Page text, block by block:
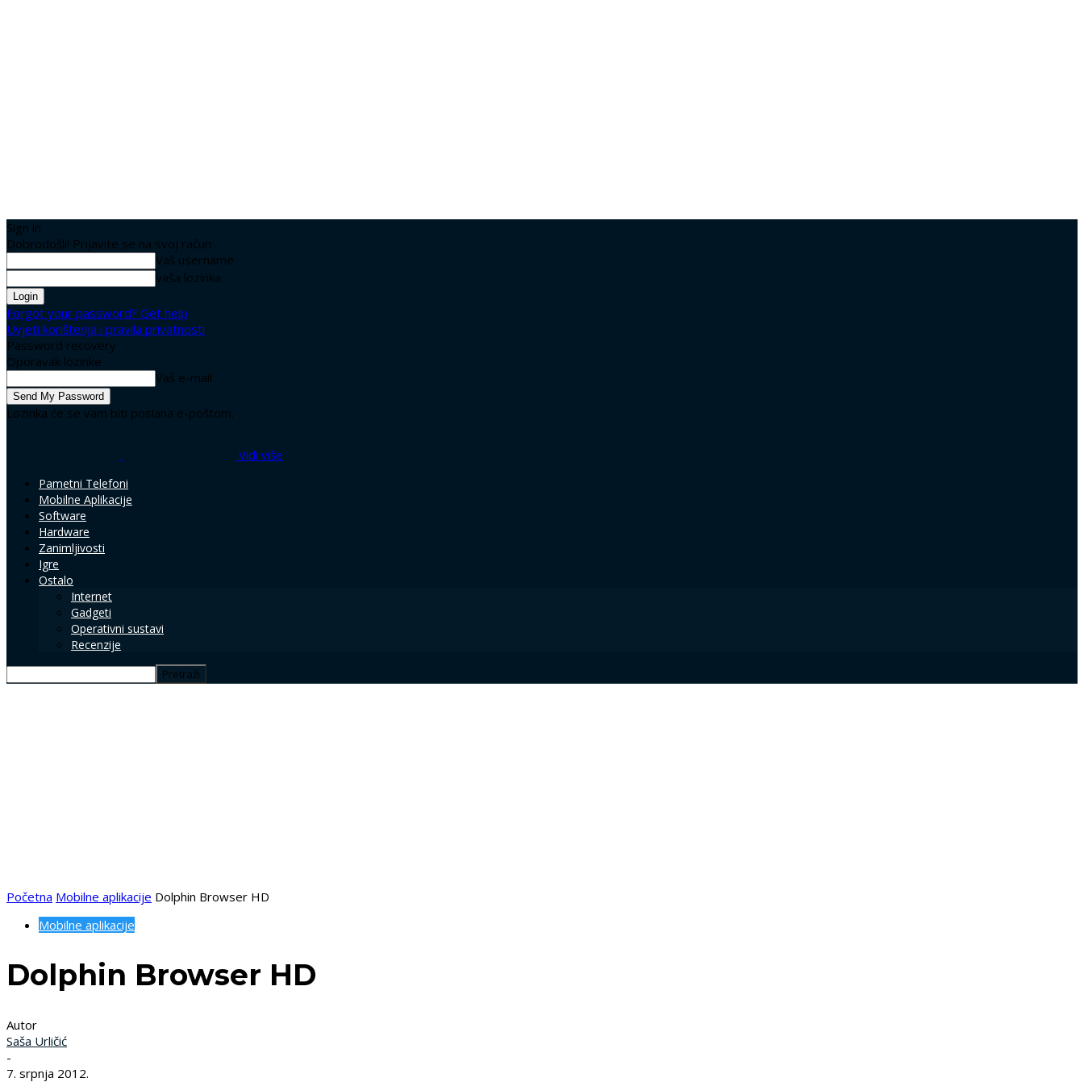
Sign in
Dobrodošli! Prijavite se na svoj račun
Vaš username
vaša lozinka
Forgot your password? Get help
Uvjeti korištenja i pravila privatnosti
Password recovery
Oporavak lozinke
Vaš e-mail
Lozinka će se vam biti poslana e-poštom.
Vidi više
Pametni Telefoni
Mobilne Aplikacije
Software
Hardware
Zanimljivosti
Igre
Ostalo
Internet
Gadgeti
Operativni sustavi
Recenzije
Početna Mobilne aplikacije Dolphin Browser HD
Mobilne aplikacije
Dolphin Browser HD
Autor
Saša Urličić
-
7. srpnja 2012.